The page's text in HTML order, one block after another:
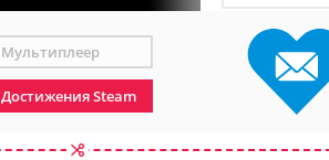
Мультиплеер
Достижения Steam